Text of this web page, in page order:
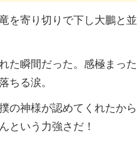
を寄り切りで下し大鵬と
た瞬間だった。感極まっ
ちる涙。
の神様が認めてくれたか
という力強さだ！